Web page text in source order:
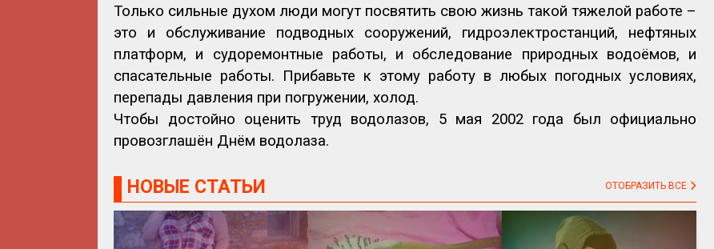
Только сильные духом люди могут посвятить свою жизнь такой тяжелой работе –
это и обслуживание подводных сооружений, гидроэлектростанций, нефтяных
платформ, и судоремонтные работы, и обследование природных водоёмов, и
спасательные работы. Прибавьте к этому работу в любых погодных условиях,
перепады давления при погружении, холод.
Чтобы достойно оценить труд водолазов, 5 мая 2002 года был официально
провозглашён Днём водолаза.
НОВЫЕ СТАТЬИ ОТОБРАЗИТЬ ВСЕ